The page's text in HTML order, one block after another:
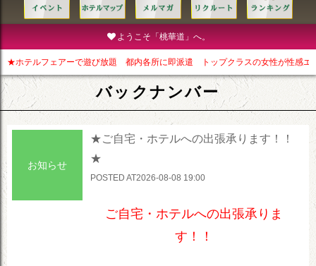
ようこそ「桃華道」へ。
★オススメ★ れい・みら・れいこ・みに・みらい
★ホテルフェアーで遊び放題 都内各所に即派遣 トップクラスの女性が性感エ
バックナンバー
お知らせ
★ご自宅・ホテルへの出張承ります！！
★
POSTED AT2026-08-08 19:00
ご自宅・ホテルへの出張承りま
す！！